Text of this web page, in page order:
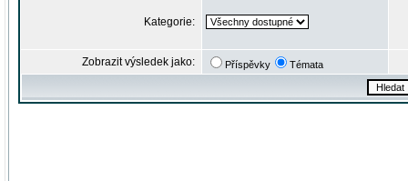
Kategorie:
Zobrazit výsledek jako: Příspěvky Témata